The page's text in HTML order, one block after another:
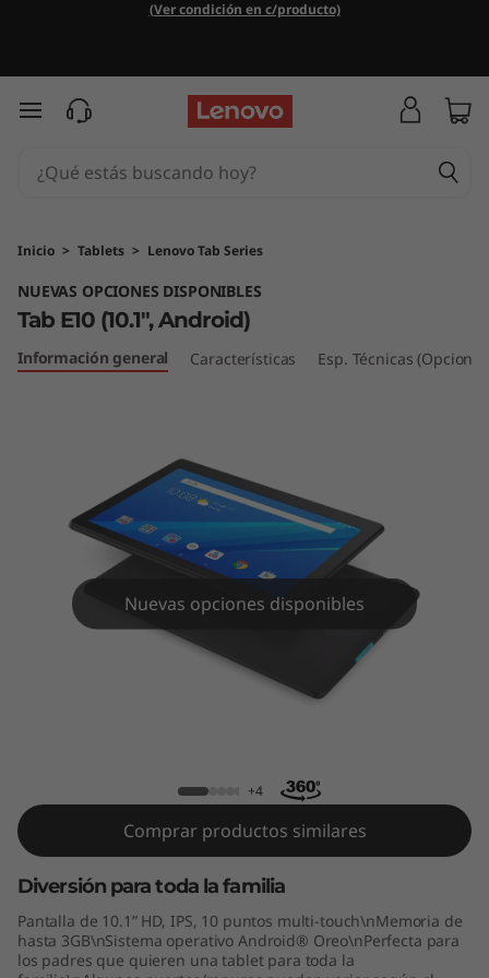
a
b
0
(Ver condición en c/producto)
Ir al contenido principal
Inicio > Tablets > Lenovo Tab Series
NUEVAS OPCIONES DISPONIBLES
Tab E10 (10.1", Android)
Información general Características Esp. Técnicas
Nuevas opciones disponibles
+4
Comprar productos similares
Diversión para toda la familia
Pantalla de 10.1” HD, IPS, 10 puntos multi-touch\nMemoria de
hasta 3GB\nSistema operativo Android® Oreo\nPerfecta para
los padres que quieren una tablet para toda la